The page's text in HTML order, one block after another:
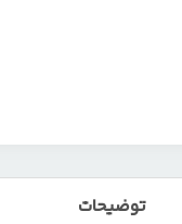
توضیحات